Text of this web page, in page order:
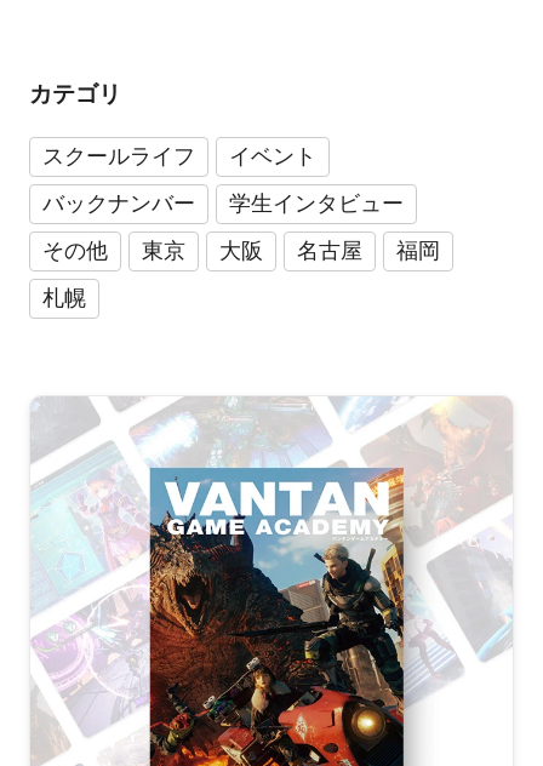
カテゴリ
スクールライフ
イベント
バックナンバー
学生インタビュー
その他
東京 大阪 名古屋
福岡
札幌